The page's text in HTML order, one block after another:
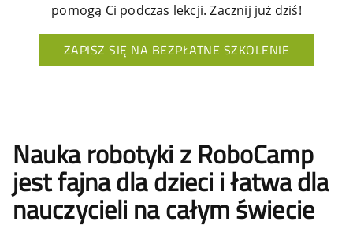
pomogą Ci podczas lekcji. Zacznij już dziś!
ZAPISZ SIĘ NA BEZPŁATNE SZKOLENIE
Nauka robotyki z RoboCamp
jest fajna dla dzieci i łatwa dla
nauczycieli na całym świecie